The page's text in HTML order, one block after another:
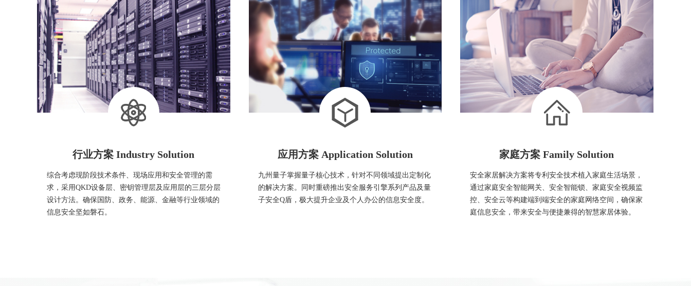
行业方案 Industry Solution
综合考虑现阶段技术条件、现场应用和安全管理的需
求，采用QKD设备层、密钥管理层及应用层的三层分层
设计方法。确保国防、政务、能源、金融等行业领域的
信息安全坚如磐石。
应用方案 Application Solution
九州量子掌握量子核心技术，针对不同领域提出定制化
的解决方案。同时重磅推出安全服务引擎系列产品及量
子安全Q盾，极大提升企业及个人办公的信息安全度。
家庭方案 Family Solution
安全家居解决方案将专利安全技术植入家庭生活场景，
通过家庭安全智能网关、安全智能锁、家庭安全视频监
控、安全云等构建端到端安全的家庭网络空间，确保家
庭信息安全，带来安全与便捷兼得的智慧家居体验。